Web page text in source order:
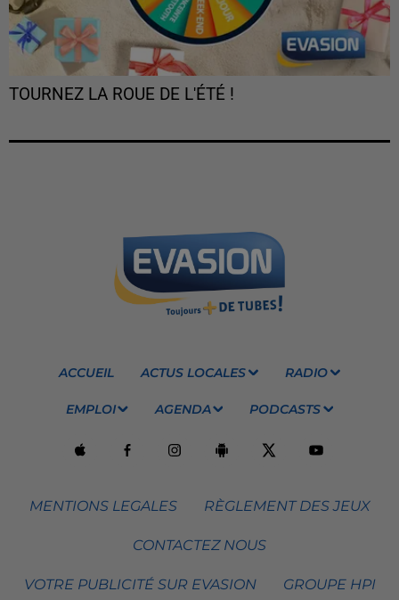
TOURNEZ LA ROUE DE L'ÉTÉ !
ACCUEIL ACTUS LOCALES RADIO
EMPLOI AGENDA PODCASTS
MENTIONS LEGALES RÈGLEMENT DES JEUX
CONTACTEZ NOUS
VOTRE PUBLICITÉ SUR EVASION GROUPE HPI